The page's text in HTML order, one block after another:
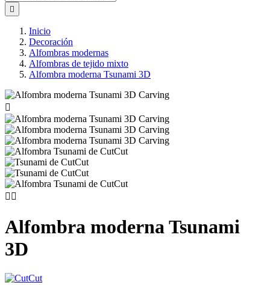

Inicio
Decoración
Alfombras modernas
Alfombras de tejido mixto
Alfombra moderna Tsunami 3D

 
Alfombra moderna Tsunami
3D